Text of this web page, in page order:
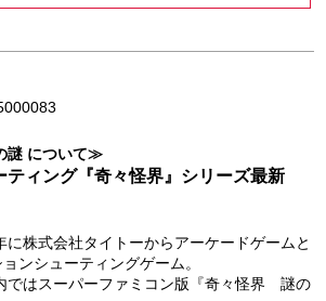
謎 について≫
ティング『奇々怪界』シリーズ最新
に株式会社タイトーからアーケードゲームと
ンシューティングゲーム。
ではスーパーファミコン版『奇々怪界 謎の